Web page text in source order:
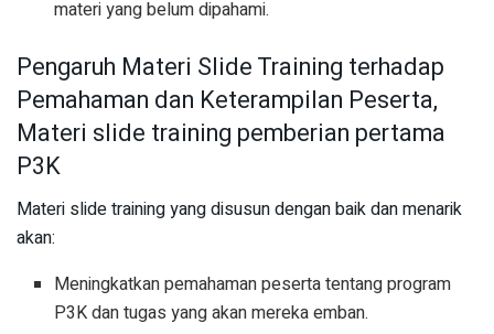
materi yang belum dipahami.
Pengaruh Materi Slide Training terhadap
Pemahaman dan Keterampilan Peserta,
Materi slide training pemberian pertama
P3K
Materi slide training yang disusun dengan baik dan menarik
akan:
Meningkatkan pemahaman peserta tentang program
P3K dan tugas yang akan mereka emban.